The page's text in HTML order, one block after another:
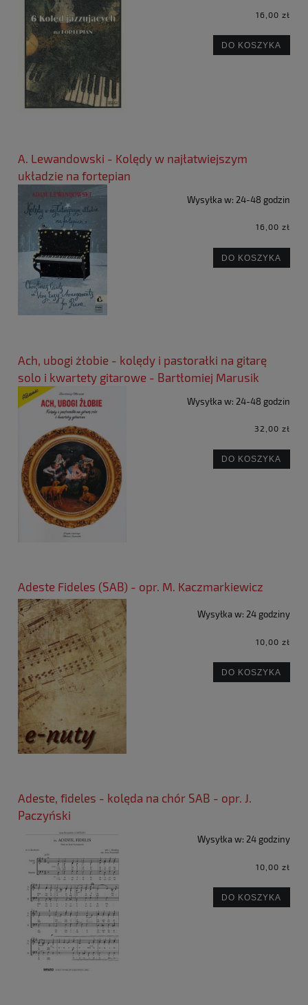
16,00 zł
DO KOSZYKA
A. Lewandowski - Kolędy w najłatwiejszym
układzie na fortepian
Wysyłka w: 24-48 godzin
16,00 zł
DO KOSZYKA
Ach, ubogi żłobie - kolędy i pastorałki na gitarę
solo i kwartety gitarowe - Bartłomiej Marusik
Wysyłka w: 24-48 godzin
32,00 zł
DO KOSZYKA
Adeste Fideles (SAB) - opr. M. Kaczmarkiewicz
Wysyłka w: 24 godziny
10,00 zł
DO KOSZYKA
Adeste, fideles - kolęda na chór SAB - opr. J.
Paczyński
Wysyłka w: 24 godziny
10,00 zł
DO KOSZYKA